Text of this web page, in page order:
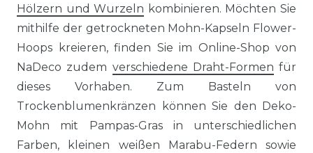
Hölzern und Wurzeln kombinieren. Möchten Sie
mithilfe der getrockneten Mohn-Kapseln Flower-
Hoops kreieren, finden Sie im Online-Shop von
NaDeco zudem verschiedene Draht-Formen für
dieses Vorhaben. Zum Basteln von
Trockenblumenkränzen können Sie den Deko-
Mohn mit Pampas-Gras in unterschiedlichen
Farben, kleinen weißen Marabu-Federn sowie